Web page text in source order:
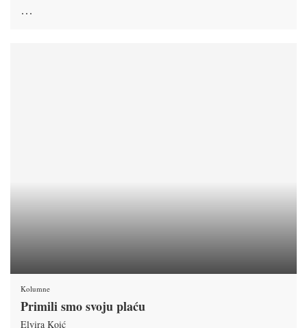
…
Kolumne
Primili smo svoju plaću
Elvira Koić